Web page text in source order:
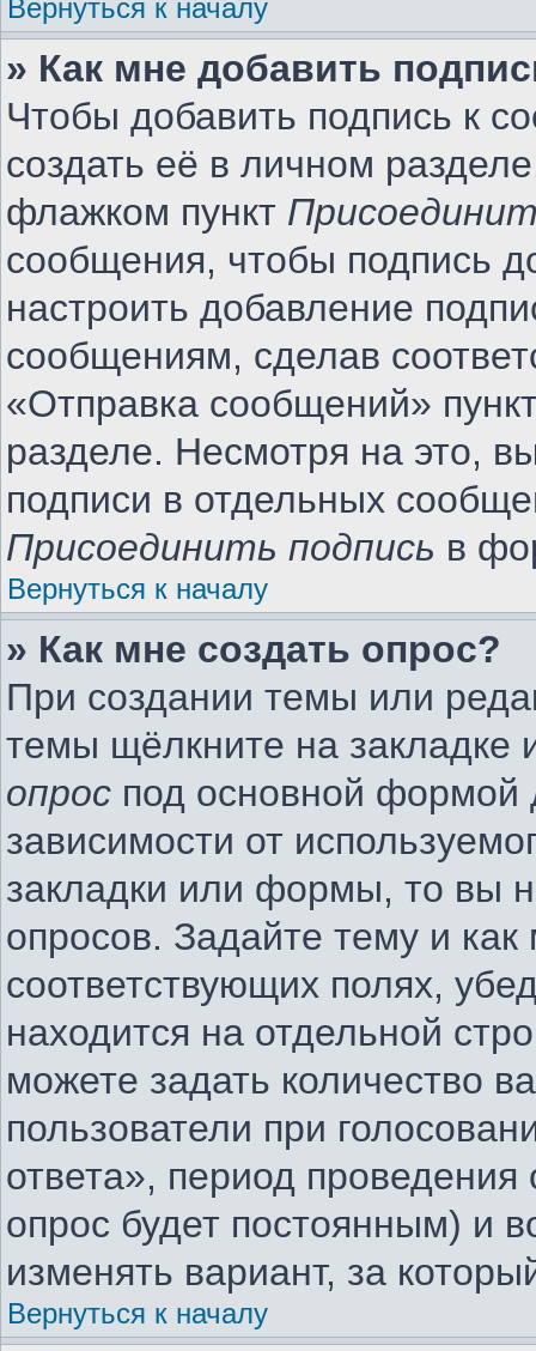
Вернуться к началу
» Как мне добавить
Чтобы добавить подпись к
создать её в личном
флажком пункт
сообщения, чтобы подпись
настроить добавление
сообщениям, сделав
«Отправка сообщений»
разделе. Несмотря на это,
подписи в отдельных
Присоединить подпись в
Вернуться к началу
» Как мне создать опрос?
При создании темы или
темы щёлкните на
опрос под основной формой
зависимости от
закладки или формы, то вы
опросов. Задайте тему и
соответствующих полях,
находится на отдельной
можете задать количество
пользователи при
ответа», период проведения
опрос будет постоянным) и
изменять вариант, за
Вернуться к началу